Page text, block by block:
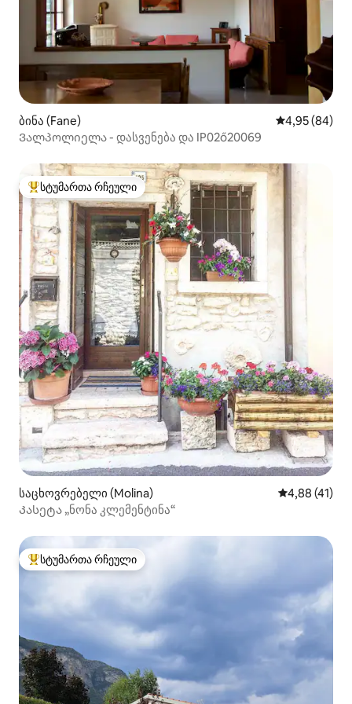
ბინა (Fane) საშუალო
4,95 (84)
Ვალპოლიელა - დასვენება და IP02ő20069
სტუმართა რჩეული მოწინავე ვარიანტი
სტუმართა რჩეული
საცხოვრებელი (Molina) საშუალო
4,88 (41)
Კასეტა „ნონა კლემენტინა“
სტუმართა რჩეული მოწინავე ვარიანტი
სტუმართა რჩეული